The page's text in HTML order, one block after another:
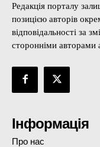
Редакція порталу
позицією авторів
відповідальності за
сторонніми авторами
Інформація
Про нас